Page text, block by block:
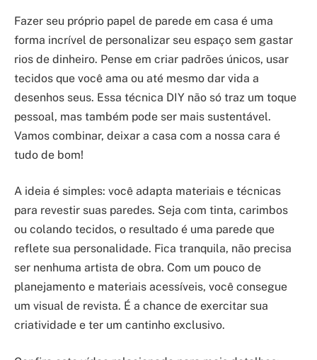
Fazer seu próprio papel de parede em casa é uma
forma incrível de personalizar seu espaço sem gastar
rios de dinheiro. Pense em criar padrões únicos, usar
tecidos que você ama ou até mesmo dar vida a
desenhos seus. Essa técnica DIY não só traz um toque
pessoal, mas também pode ser mais sustentável.
Vamos combinar, deixar a casa com a nossa cara é
tudo de bom!
A ideia é simples: você adapta materiais e técnicas
para revestir suas paredes. Seja com tinta, carimbos
ou colando tecidos, o resultado é uma parede que
reflete sua personalidade. Fica tranquila, não precisa
ser nenhuma artista de obra. Com um pouco de
planejamento e materiais acessíveis, você consegue
um visual de revista. É a chance de exercitar sua
criatividade e ter um cantinho exclusivo.